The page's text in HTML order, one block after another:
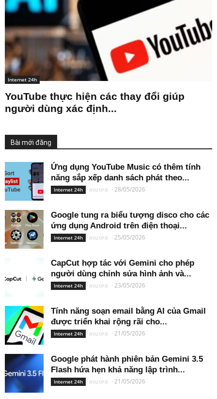
Internet 24h
YouTube thực hiện các thay đổi giúp
người dùng xác định...
Bài mới đăng
Ứng dụng YouTube Music có thêm tính
năng sắp xếp danh sách phát theo...
Internet 24h aozora -28/05/2026
Google tung ra biểu tượng disco cho các
ứng dụng Android trên điện thoại...
Internet 24h aozora -25/05/2026
CapCut hợp tác với Gemini cho phép
người dùng chỉnh sửa hình ảnh và...
Internet 24h aozora -23/05/2026
Tính năng soạn email bằng AI của Gmail
được triển khai rộng rãi cho...
Internet 24h aozora -21/05/2026
Google phát hành phiên bản Gemini 3.5
Flash hứa hẹn khả năng lập trình...
Internet 24h aozora -21/05/2026